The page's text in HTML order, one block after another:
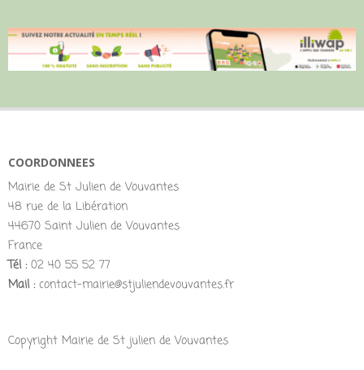
COORDONNEES
Mairie de St Julien de Vouvantes
48 rue de la Libération
44670 Saint Julien de Vouvantes
France
Tél :02 40 55 52 77
Mail :contact-mairie@stjuliendevouvantes.fr
Copyright Mairie de St julien de Vouvantes